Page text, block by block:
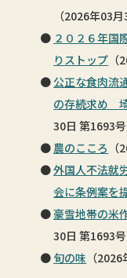
（2026年03
２０２６年国
りストップ
公正な食肉流
の存続求め
30日 第1693号
農のこころ
外国人不法就
会に条例案を
豪雪地帯の米
30日 第1693号
旬の味 （